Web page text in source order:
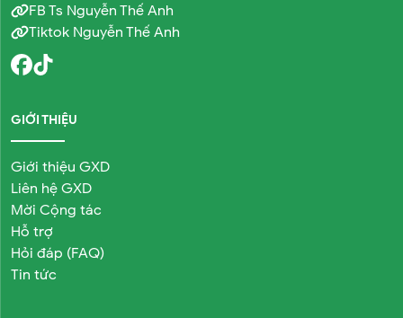
FB Ts Nguyễn Thế Anh
Tiktok Nguyễn Thế Anh
GIỚI THIỆU
Giới thiệu GXD
Liên hệ GXD
Mời Cộng tác
Hỗ trợ
Hỏi đáp (FAQ)
Tin tức